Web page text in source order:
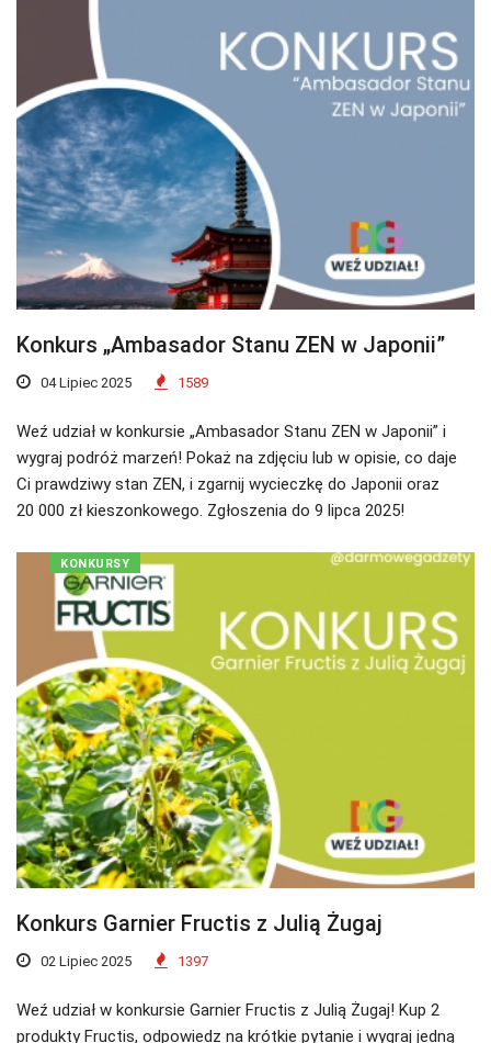
Konkurs „Ambasador Stanu ZEN w Japonii”
04 Lipiec 2025 1589
Weź udział w konkursie „Ambasador Stanu ZEN w Japonii” i
wygraj podróż marzeń! Pokaż na zdjęciu lub w opisie, co daje
Ci prawdziwy stan ZEN, i zgarnij wycieczkę do Japonii oraz
20 000 zł kieszonkowego. Zgłoszenia do 9 lipca 2025!
KONKURSY
Konkurs Garnier Fructis z Julią Żugaj
02 Lipiec 2025 1397
Weź udział w konkursie Garnier Fructis z Julią Żugaj! Kup 2
produkty Fructis, odpowiedz na krótkie pytanie i wygraj jedną